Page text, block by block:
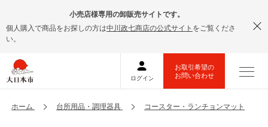
小売店様専用の卸販売サイトです。
個人購入で商品をお探しの方は中川政七商店の公式サイト をご覧くださ
い。
ホーム 台所用品・調理器具 コースター・ランチョンマット